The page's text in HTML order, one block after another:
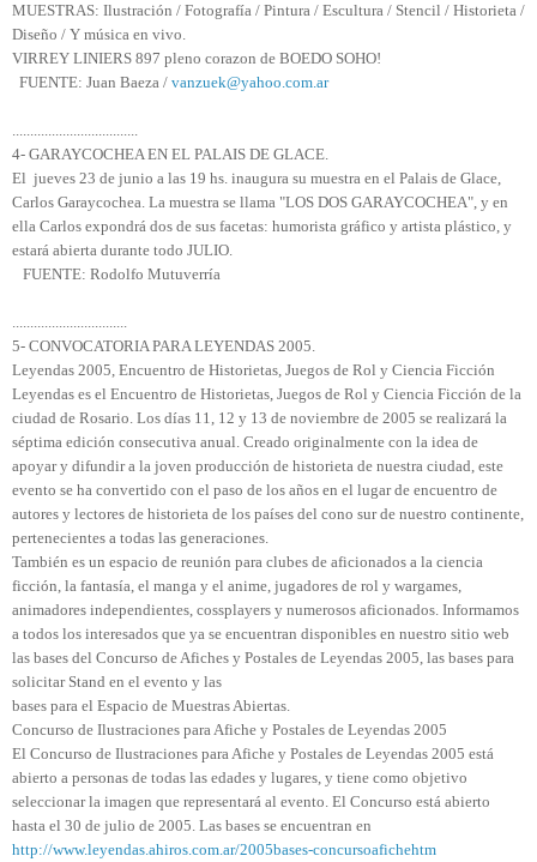
MUESTRAS: Ilustración / Fotografía / Pintura / Escultura / Stencil / Historieta /
Diseño / Y música en vivo.
VIRREY LINIERS 897 pleno corazon de BOEDO SOHO!
FUENTE: Juan Baeza / vanzuek@yahoo.com.ar
...................................
4- GARAYCOCHEA EN EL PALAIS DE GLACE.
El jueves 23 de junio a las 19 hs. inaugura su muestra en el Palais de Glace,
Carlos Garaycochea. La muestra se llama "LOS DOS GARAYCOCHEA", y en
ella Carlos expondrá dos de sus facetas: humorista gráfico y artista plástico, y
estará abierta durante todo JULIO.
FUENTE: Rodolfo Mutuverría
................................
5- CONVOCATORIA PARA LEYENDAS 2005.
Leyendas 2005, Encuentro de Historietas, Juegos de Rol y Ciencia Ficción
Leyendas es el Encuentro de Historietas, Juegos de Rol y Ciencia Ficción de la
ciudad de Rosario. Los días 11, 12 y 13 de noviembre de 2005 se realizará la
séptima edición consecutiva anual. Creado originalmente con la idea de
apoyar y difundir a la joven producción de historieta de nuestra ciudad, este
evento se ha convertido con el paso de los años en el lugar de encuentro de
autores y lectores de historieta de los países del cono sur de nuestro continente,
pertenecientes a todas las generaciones.
También es un espacio de reunión para clubes de aficionados a la ciencia
ficción, la fantasía, el manga y el anime, jugadores de rol y wargames,
animadores independientes, cossplayers y numerosos aficionados. Informamos
a todos los interesados que ya se encuentran disponibles en nuestro sitio web
las bases del Concurso de Afiches y Postales de Leyendas 2005, las bases para
solicitar Stand en el evento y las
bases para el Espacio de Muestras Abiertas.
Concurso de Ilustraciones para Afiche y Postales de Leyendas 2005
El Concurso de Ilustraciones para Afiche y Postales de Leyendas 2005 está
abierto a personas de todas las edades y lugares, y tiene como objetivo
seleccionar la imagen que representará al evento. El Concurso está abierto
hasta el 30 de julio de 2005. Las bases se encuentran en
http://www.leyendas.ahiros.com.ar/2005bases-concursoafichehtm